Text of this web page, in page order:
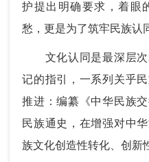
护提出明确要求，着眼
愁，更是为了筑牢民族认
文化认同是最深层次
记的指引，一系列关乎
推进：编纂《中华民族
民族通史，在增强对中
族文化创造性转化、创